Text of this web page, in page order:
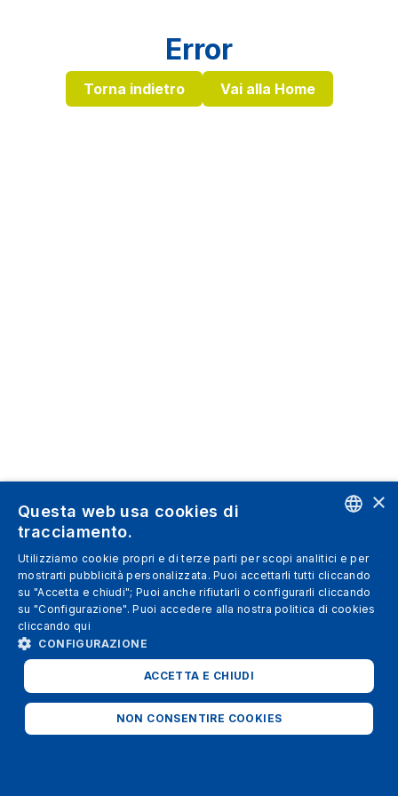
Error
Torna indietro Vai alla Home
SPANISH
ITALIAN
FRENCH
×
Questa web usa cookies di
tracciamento.
Utilizziamo cookie propri e di terze parti per scopi analitici e per
mostrarti pubblicità personalizzata. Puoi accettarli tutti cliccando
su "Accetta e chiudi"; Puoi anche rifiutarli o configurarli cliccando
su "Configurazione". Puoi accedere alla nostra politica di cookies
cliccando qui
CONFIGURAZIONE
ACCETTA E CHIUDI
NON CONSENTIRE COOKIES